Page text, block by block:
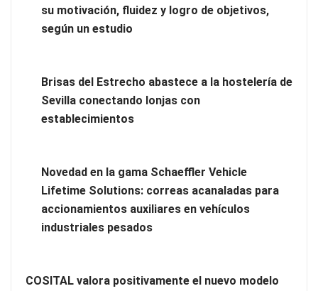
Los estudiantes que cambian a Preply mejoran su motivación,
su motivación, fluidez y logro de objetivos,
según un estudio
Brisas del Estrecho abastece a la hostelería de
Sevilla conectando lonjas con
establecimientos
Novedad en la gama Schaeffler Vehicle
Lifetime Solutions: correas acanaladas para
accionamientos auxiliares en vehículos
industriales pesados
COSITAL valora positivamente el nuevo modelo